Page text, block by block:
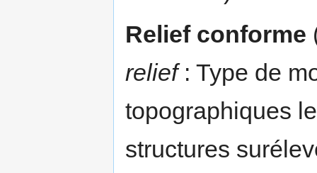
Relief conforme
relief: Type de
topographiques
structures